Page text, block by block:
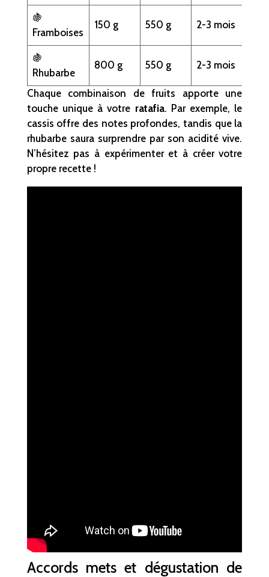
🍇
Framboises
150 g 550 g 2-3 mois
🍇
Rhubarbe
800 g 550 g 2-3 mois
Chaque combinaison de fruits apporte une
touche unique à votre ratafia. Par exemple, le
cassis offre des notes profondes, tandis que la
rhubarbe saura surprendre par son acidité vive.
N’hésitez pas à expérimenter et à créer votre
propre recette !
Accords mets et dégustation de